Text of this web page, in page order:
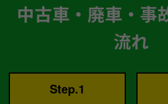
中古車・廃車・事
流れ
Step.1